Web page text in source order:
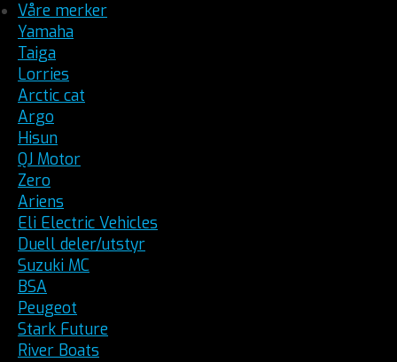
Våre merker
Yamaha
Taiga
Lorries
Arctic cat
Argo
Hisun
QJ Motor
Zero
Ariens
Eli Electric Vehicles
Duell deler/utstyr
Suzuki MC
BSA
Peugeot
Stark Future
River Boats